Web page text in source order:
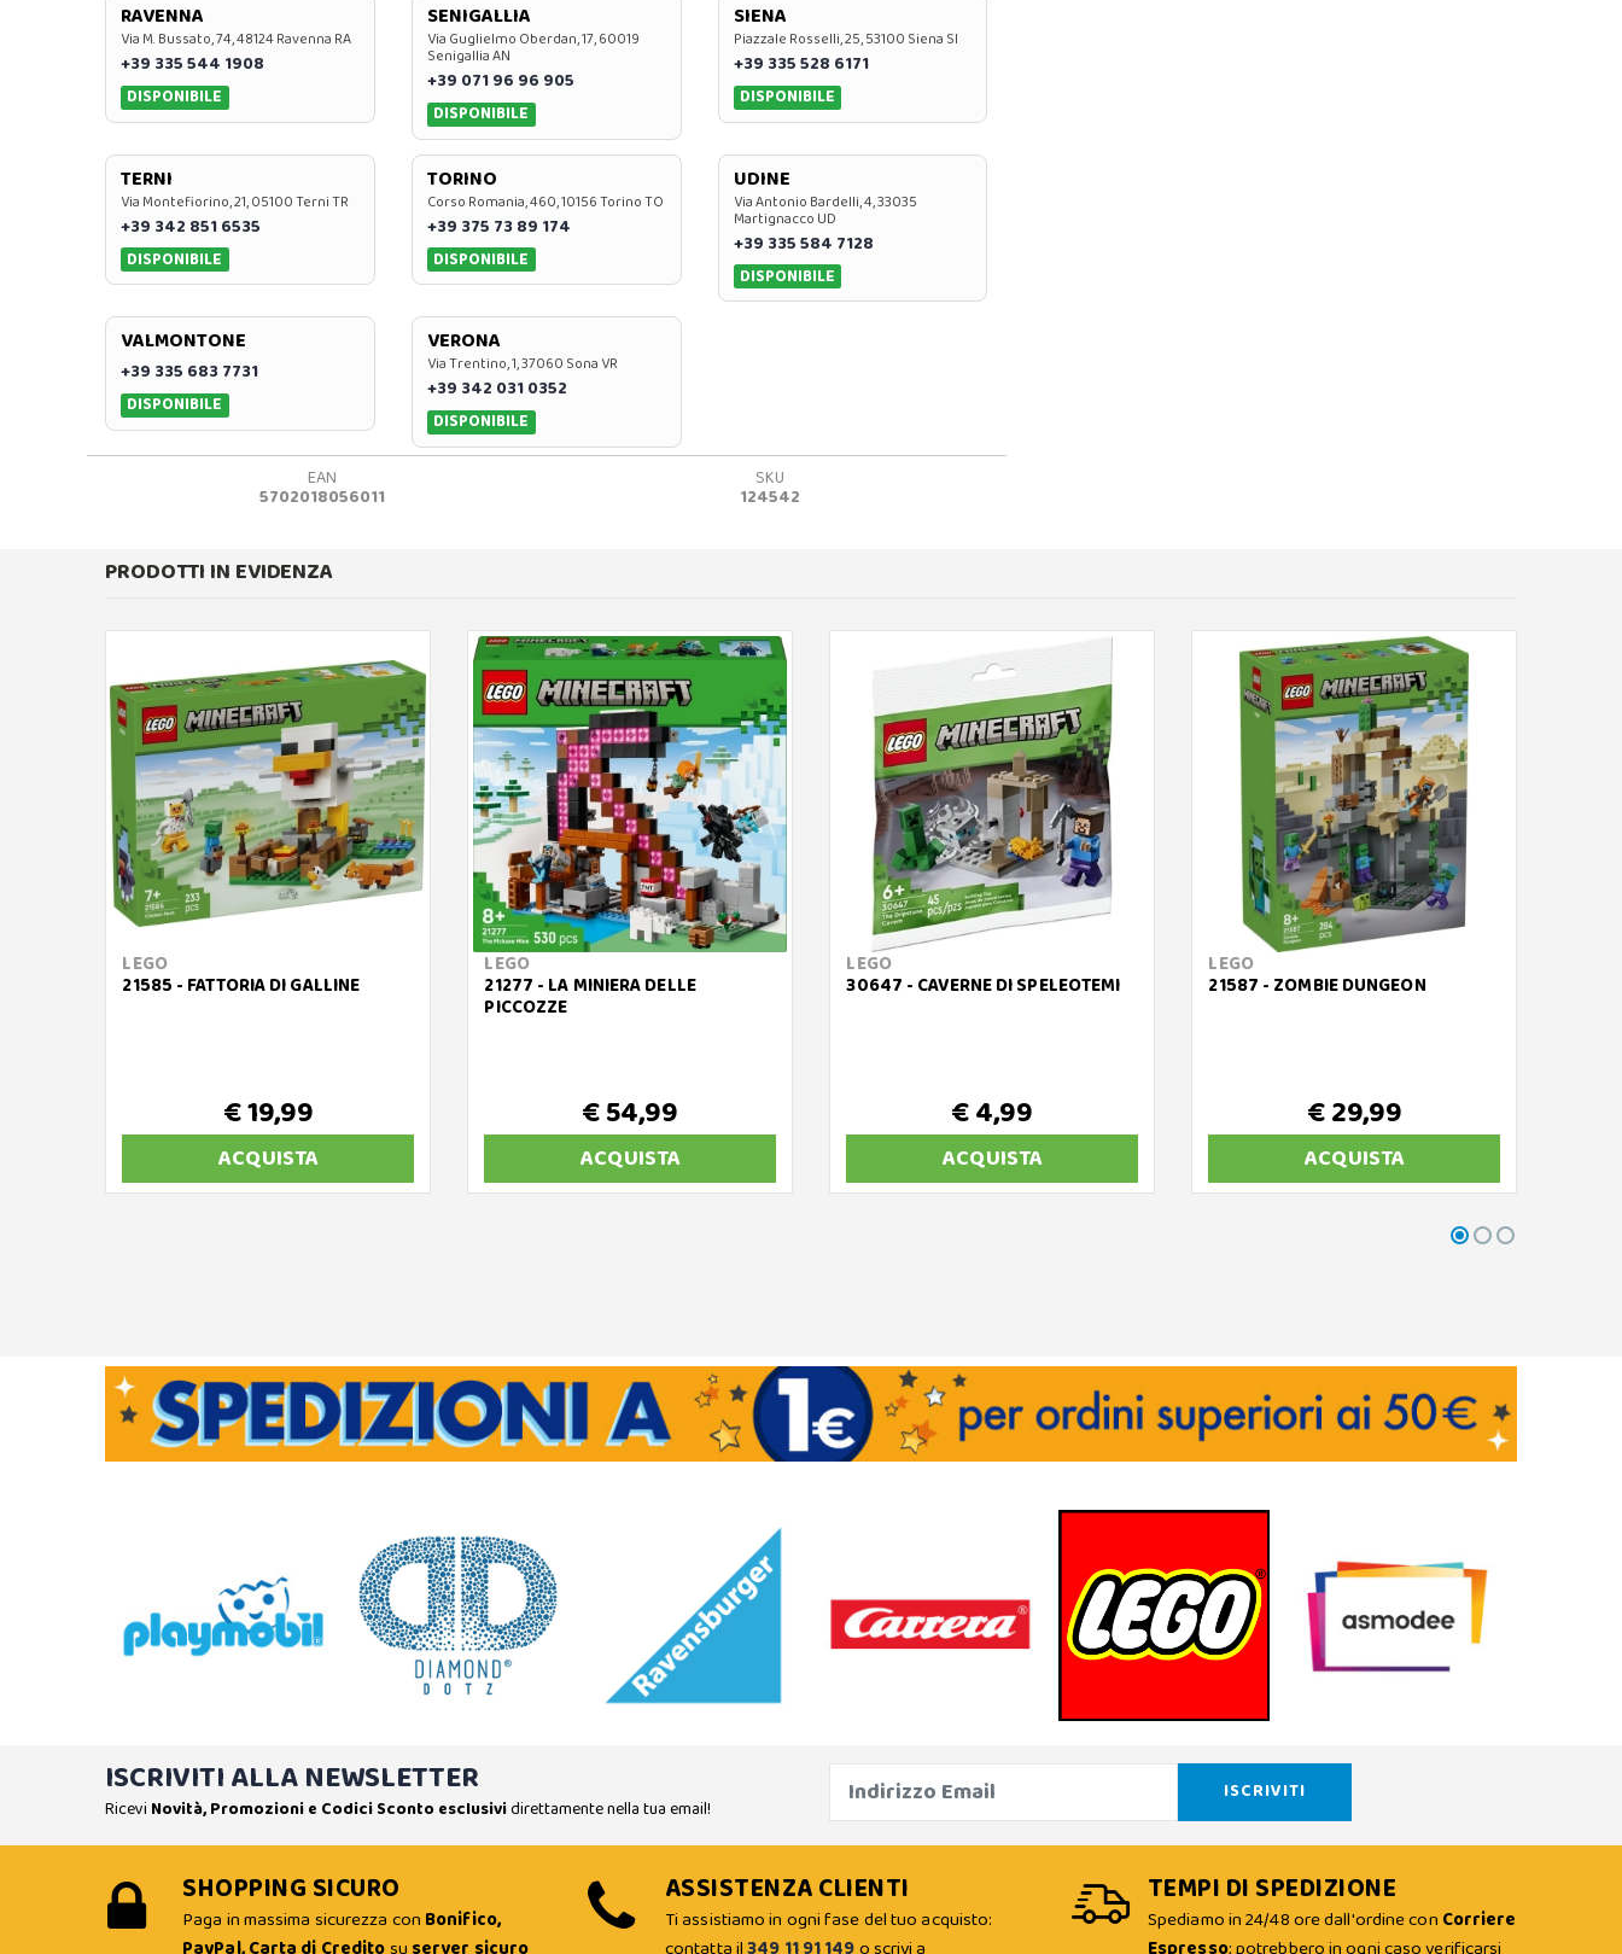
RAVENNA
Via M. Bussato, 74, 48124 Ravenna RA
+39 335 544 1908
DISPONIBILE
SENIGALLIA
Via Guglielmo Oberdan, 17, 60019
Senigallia AN
+39 071 96 96 905
DISPONIBILE
SIENA
Piazzale Rosselli, 25, 53100 Siena SI
+39 335 528 6171
DISPONIBILE
TERNI
Via Montefiorino, 21, 05100 Terni TR
+39 342 851 6535
DISPONIBILE
TORINO
Corso Romania, 460, 10156 Torino TO
+39 375 73 89 174
DISPONIBILE
UDINE
Via Antonio Bardelli, 4, 33035
Martignacco UD
+39 335 584 7128
DISPONIBILE
VALMONTONE
+39 335 683 7731
DISPONIBILE
VERONA
Via Trentino, 1, 37060 Sona VR
+39 342 031 0352
DISPONIBILE
EAN
5702018056011
SKU
124542
PRODOTTI IN EVIDENZA
LEGO
21585 - FATTORIA DI GALLINE
€ 19,99
ACQUISTA
LEGO
21277 - LA MINIERA DELLE
PICCOZZE
€ 54,99
ACQUISTA
LEGO
30647 - CAVERNE DI SPELEOTEMI
€ 4,99
ACQUISTA
LEGO
21587 - ZOMBIE DUNGEON
€ 29,99
ACQUISTA
ISCRIVITI ALLA NEWSLETTER
Ricevi Novità, Promozioni e Codici Sconto esclusividirettamente nella tua email!
SHOPPING SICURO
Paga in massima sicurezza con Bonifico,
ASSISTENZA CLIENTI
Ti assistiamo in ogni fase del tuo acquisto:
TEMPI DI SPEDIZIONE
Spediamo in 24/48 ore dall'ordine con Corriere